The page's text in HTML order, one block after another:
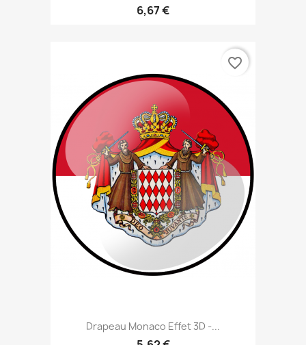
6,67 €
Drapeau Monaco Effet 3D -...
favorite_border